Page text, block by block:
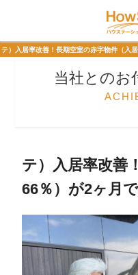
入
当社とのお
テ）入居率改善
66％）が2ヶ月